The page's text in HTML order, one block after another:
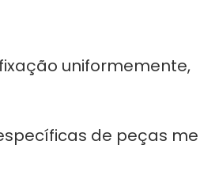
uniformemente,
de peças